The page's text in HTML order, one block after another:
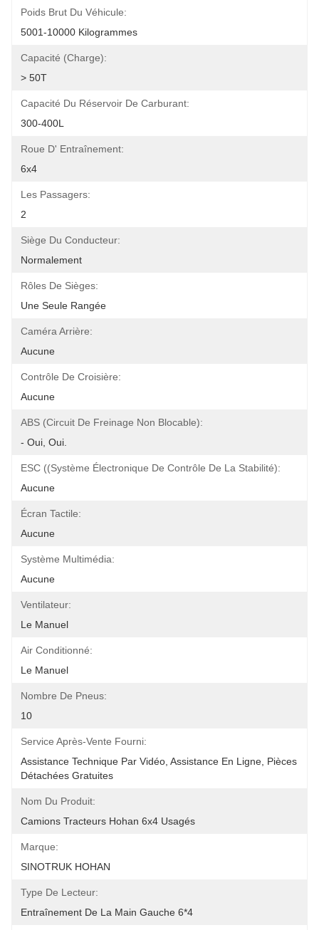
Poids Brut Du Véhicule:
5001-10000 Kilogrammes
Capacité (charge):
> 50T
Capacité Du Réservoir De Carburant:
300-400L
Roue D' Entraînement:
6x4
Les Passagers:
2
Siège Du Conducteur:
Normalement
Rôles De Sièges:
Une Seule Rangée
Caméra Arrière:
Aucune
Contrôle De Croisière:
Aucune
ABS (circuit De Freinage Non Blocable):
- Oui, Oui.
ESC ((Système Électronique De Contrôle De La Stabilité):
Aucune
Écran Tactile:
Aucune
Système Multimédia:
Aucune
Ventilateur:
Le Manuel
Air Conditionné:
Le Manuel
Nombre De Pneus:
10
Service Après-Vente Fourni:
Assistance Technique Par Vidéo, Assistance En Ligne, Pièces
Détachées Gratuites
Nom Du Produit:
Camions Tracteurs Hohan 6x4 Usagés
Marque:
SINOTRUK HOHAN
Type De Lecteur:
Entraînement De La Main Gauche 6*4